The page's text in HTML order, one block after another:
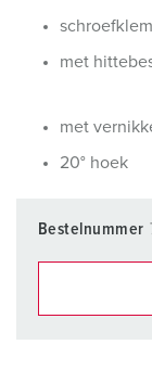
met
met
20° hoek
Bestelnummer